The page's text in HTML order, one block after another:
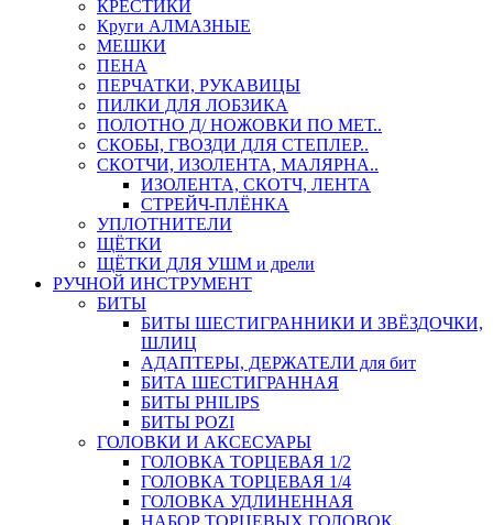
КРЕСТИКИ
Круги АЛМАЗНЫЕ
МЕШКИ
ПЕНА
ПЕРЧАТКИ, РУКАВИЦЫ
ПИЛКИ ДЛЯ ЛОБЗИКА
ПОЛОТНО Д/ НОЖОВКИ ПО МЕТ..
СКОБЫ, ГВОЗДИ ДЛЯ СТЕПЛЕР..
СКОТЧИ, ИЗОЛЕНТА, МАЛЯРНА..
ИЗОЛЕНТА, СКОТЧ, ЛЕНТА
СТРЕЙЧ-ПЛЁНКА
УПЛОТНИТЕЛИ
ЩЁТКИ
ЩЁТКИ ДЛЯ УШМ и дрели
РУЧНОЙ ИНСТРУМЕНТ
БИТЫ
БИТЫ ШЕСТИГРАННИКИ И ЗВЁЗДОЧКИ,
ШЛИЦ
АДАПТЕРЫ, ДЕРЖАТЕЛИ для бит
БИТА ШЕСТИГРАННАЯ
БИТЫ PHILIPS
БИТЫ POZI
ГОЛОВКИ И АКСЕСУАРЫ
ГОЛОВКА ТОРЦЕВАЯ 1/2
ГОЛОВКА ТОРЦЕВАЯ 1/4
ГОЛОВКА УДЛИНЕННАЯ
НАБОР ТОРЦЕВЫХ ГОЛОВОК